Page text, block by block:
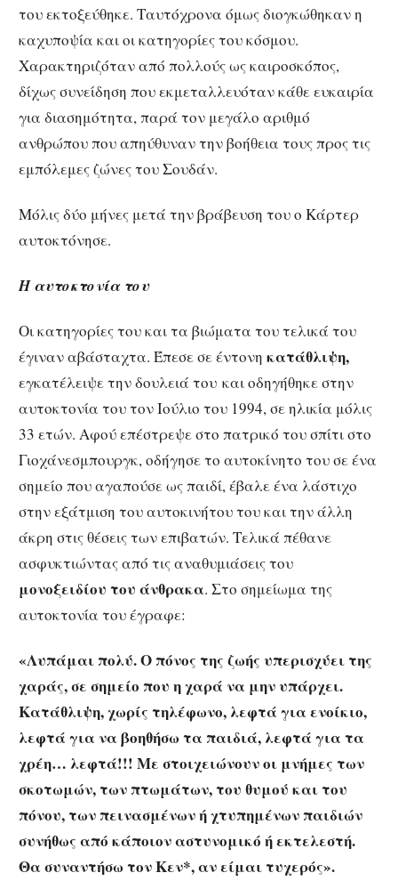
του εκτοξεύθηκε. Ταυτόχρονα όμως διογκώθηκαν η
καχυποψία και οι κατηγορίες του κόσμου.
Χαρακτηριζόταν από πολλούς ως καιροσκόπος,
δίχως συνείδηση που εκμεταλλευόταν κάθε ευκαιρία
για διασημότητα, παρά τον μεγάλο αριθμό
ανθρώπου που απηύθυναν την βοήθεια τους προς τις
εμπόλεμες ζώνες του Σουδάν.
Μόλις δύο μήνες μετά την βράβευση του ο Κάρτερ
αυτοκτόνησε.
Η αυτοκτονία του
Οι κατηγορίες του και τα βιώματα του τελικά του
έγιναν αβάσταχτα. Έπεσε σε έντονη κατάθλιψη,
εγκατέλειψε την δουλειά του και οδηγήθηκε στην
αυτοκτονία του τον Ιούλιο του 1994, σε ηλικία μόλις
33 ετών. Αφού επέστρεψε στο πατρικό του σπίτι στο
Γιοχάνεσμπουργκ, οδήγησε το αυτοκίνητο του σε ένα
σημείο που αγαπούσε ως παιδί, έβαλε ένα λάστιχο
στην εξάτμιση του αυτοκινήτου του και την άλλη
άκρη στις θέσεις των επιβατών. Τελικά πέθανε
ασφυκτιώντας από τις αναθυμιάσεις του
μονοξειδίου του άνθρακα. Στο σημείωμα της
αυτοκτονία του έγραφε:
«Λυπάμαι πολύ. Ο πόνος της ζωής υπερισχύει της
χαράς, σε σημείο που η χαρά να μην υπάρχει.
Κατάθλιψη, χωρίς τηλέφωνο, λεφτά για ενοίκιο,
λεφτά για να βοηθήσω τα παιδιά, λεφτά για τα
χρέη… λεφτά!!! Με στοιχειώνουν οι μνήμες των
σκοτωμών, των πτωμάτων, του θυμού και του
πόνου, των πεινασμένων ή χτυπημένων παιδιών
συνήθως από κάποιον αστυνομικό ή εκτελεστή.
Θα συναντήσω τον Κεν*, αν είμαι τυχερός».